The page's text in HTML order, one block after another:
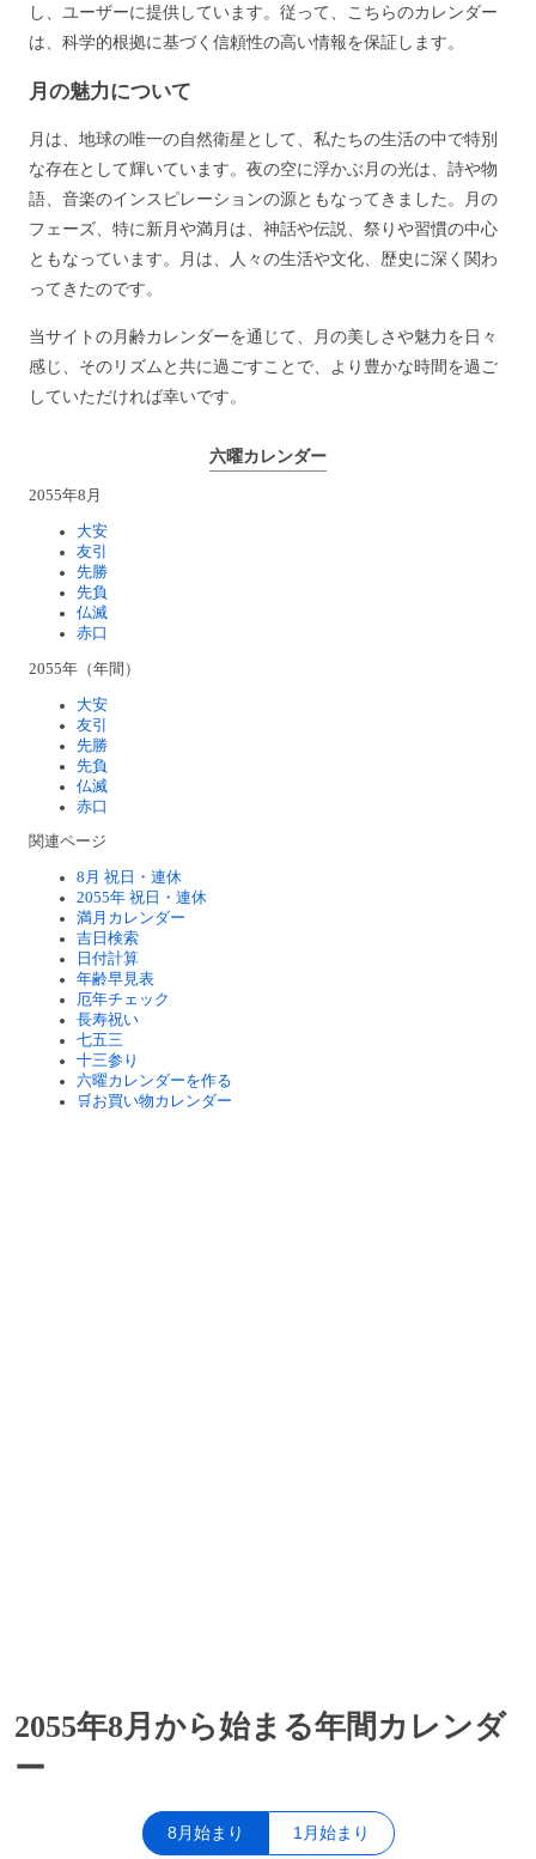
し、ユーザーに提供しています。従って、こちらのカレンダー
は、科学的根拠に基づく信頼性の高い情報を保証します。
月の魅力について
月は、地球の唯一の自然衛星として、私たちの生活の中で特別
な存在として輝いています。夜の空に浮かぶ月の光は、詩や物
語、音楽のインスピレーションの源ともなってきました。月の
フェーズ、特に新月や満月は、神話や伝説、祭りや習慣の中心
ともなっています。月は、人々の生活や文化、歴史に深く関わ
ってきたのです。
当サイトの月齢カレンダーを通じて、月の美しさや魅力を日々
感じ、そのリズムと共に過ごすことで、より豊かな時間を過ご
していただければ幸いです。
六曜カレンダー
2055年8月
大安
友引
先勝
先負
仏滅
赤口
2055年（年間）
大安
友引
先勝
先負
仏滅
赤口
関連ページ
8月 祝日・連休
2055年 祝日・連休
満月カレンダー
吉日検索
日付計算
年齢早見表
厄年チェック
長寿祝い
七五三
十三参り
六曜カレンダーを作る
🛒お買い物カレンダー
2055年8月から始まる年間カレンダ
ー
8月始まり 1月始まり